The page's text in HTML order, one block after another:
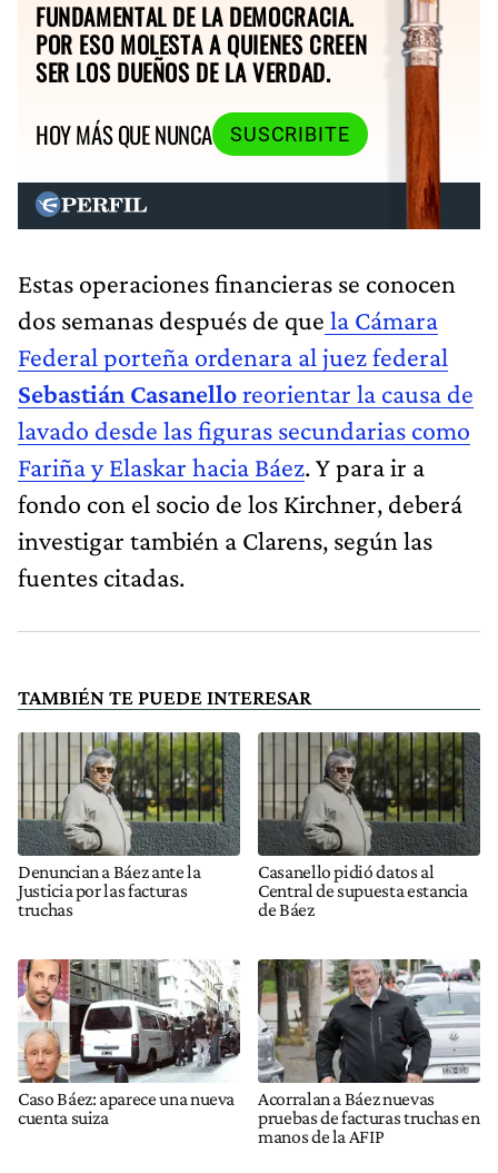
FUNDAMENTAL DE LA DEMOCRACIA.
POR ESO MOLESTA A QUIENES CREEN
SER LOS DUEÑOS DE LA VERDAD.
HOY MÁS QUE NUNCA
SUSCRIBITE
Estas operaciones financieras se conocen
dos semanas después de que la Cámara
Federal porteña ordenara al juez federal
Sebastián Casanelloreorientar la causa de
lavado desde las figuras secundarias como
Fariña y Elaskar hacia Báez. Y para ir a
fondo con el socio de los Kirchner, deberá
investigar también a Clarens, según las
fuentes citadas.
TAMBIÉN TE PUEDE INTERESAR
Denuncian a Báez ante la
Justicia por las facturas
truchas
Casanello pidió datos al
Central de supuesta estancia
de Báez
Caso Báez: aparece una nueva
cuenta suiza
Acorralan a Báez nuevas
pruebas de facturas truchas en
manos de la AFIP